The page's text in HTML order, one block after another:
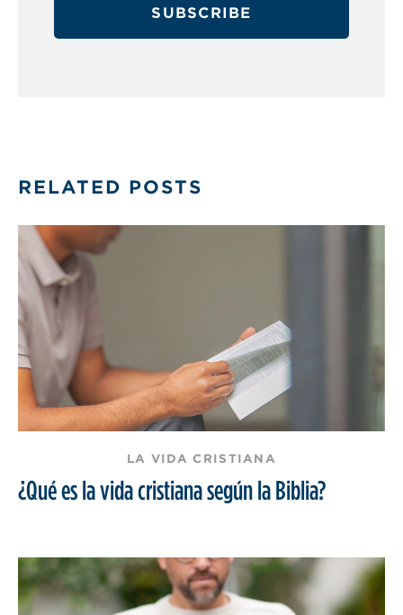
RELATED POSTS
LA VIDA CRISTIANA
¿Qué es la vida cristiana según la Biblia?